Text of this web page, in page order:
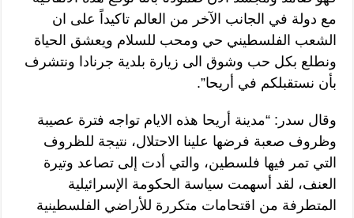
مع دولة في الجانب الآخر من العالم تاكيداً على ان
الشعب الفلسطيني حي ومحب للسلام ويعشق الحياة
ونطلع بكل حب وشوق الى زيارة بلدية جرنادا ونتشرف
بأن نستقبلكم في أريحا”.
وقال سدر: “مدينة أريحا هذه الايام تواجه فترة عصيبة
وظروف صعبة فرضها علينا الاحتلال، نتيجة للظروف
التي تمر فيها فلسطين، والتي أدت إلى تصاعد وتيرة
العنف، لقد أسهمت سياسة الحكومة الإسرائيلية
المتطرفة من اقتحامات متكررة للأراضي الفلسطينية